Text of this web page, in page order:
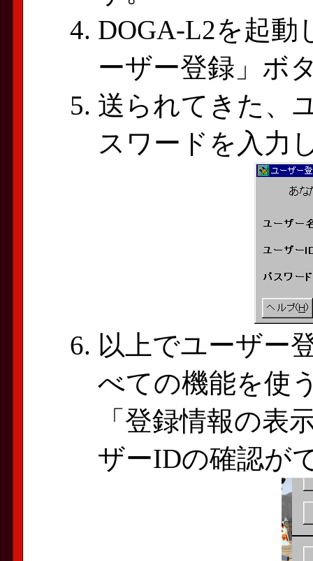
DOGA-L2を起動
ーザー登録」ボ
送られてきた、
スワードを入力
以上でユーザー
べての機能を使
「登録情報の表
ザーIDの確認が